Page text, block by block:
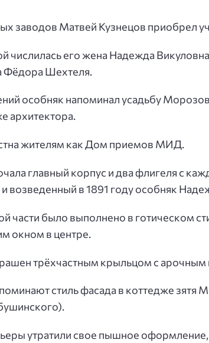
заводов Матвей Кузнецов приобрел
числилась его жена Надежда
Фёдора Шехтеля.
особняк напоминал усадьбу
архитектора.
жителям как Дом приемов МИД.
главный корпус и два флигеля с
возведенный в 1891 году особняк
части было выполнено в готическом
окном в центре.
трёхчастным крыльцом с
стиль фасада в коттедже зятя
утратили свое пышное оформление,